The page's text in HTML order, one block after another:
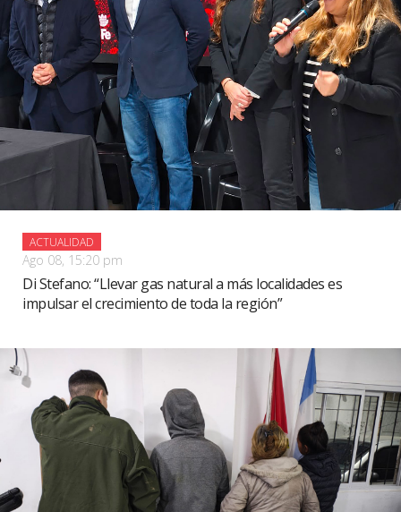
ACTUALIDAD
Ago 08, 15:20 pm
Di Stefano: “Llevar gas natural a más localidades es
impulsar el crecimiento de toda la región”